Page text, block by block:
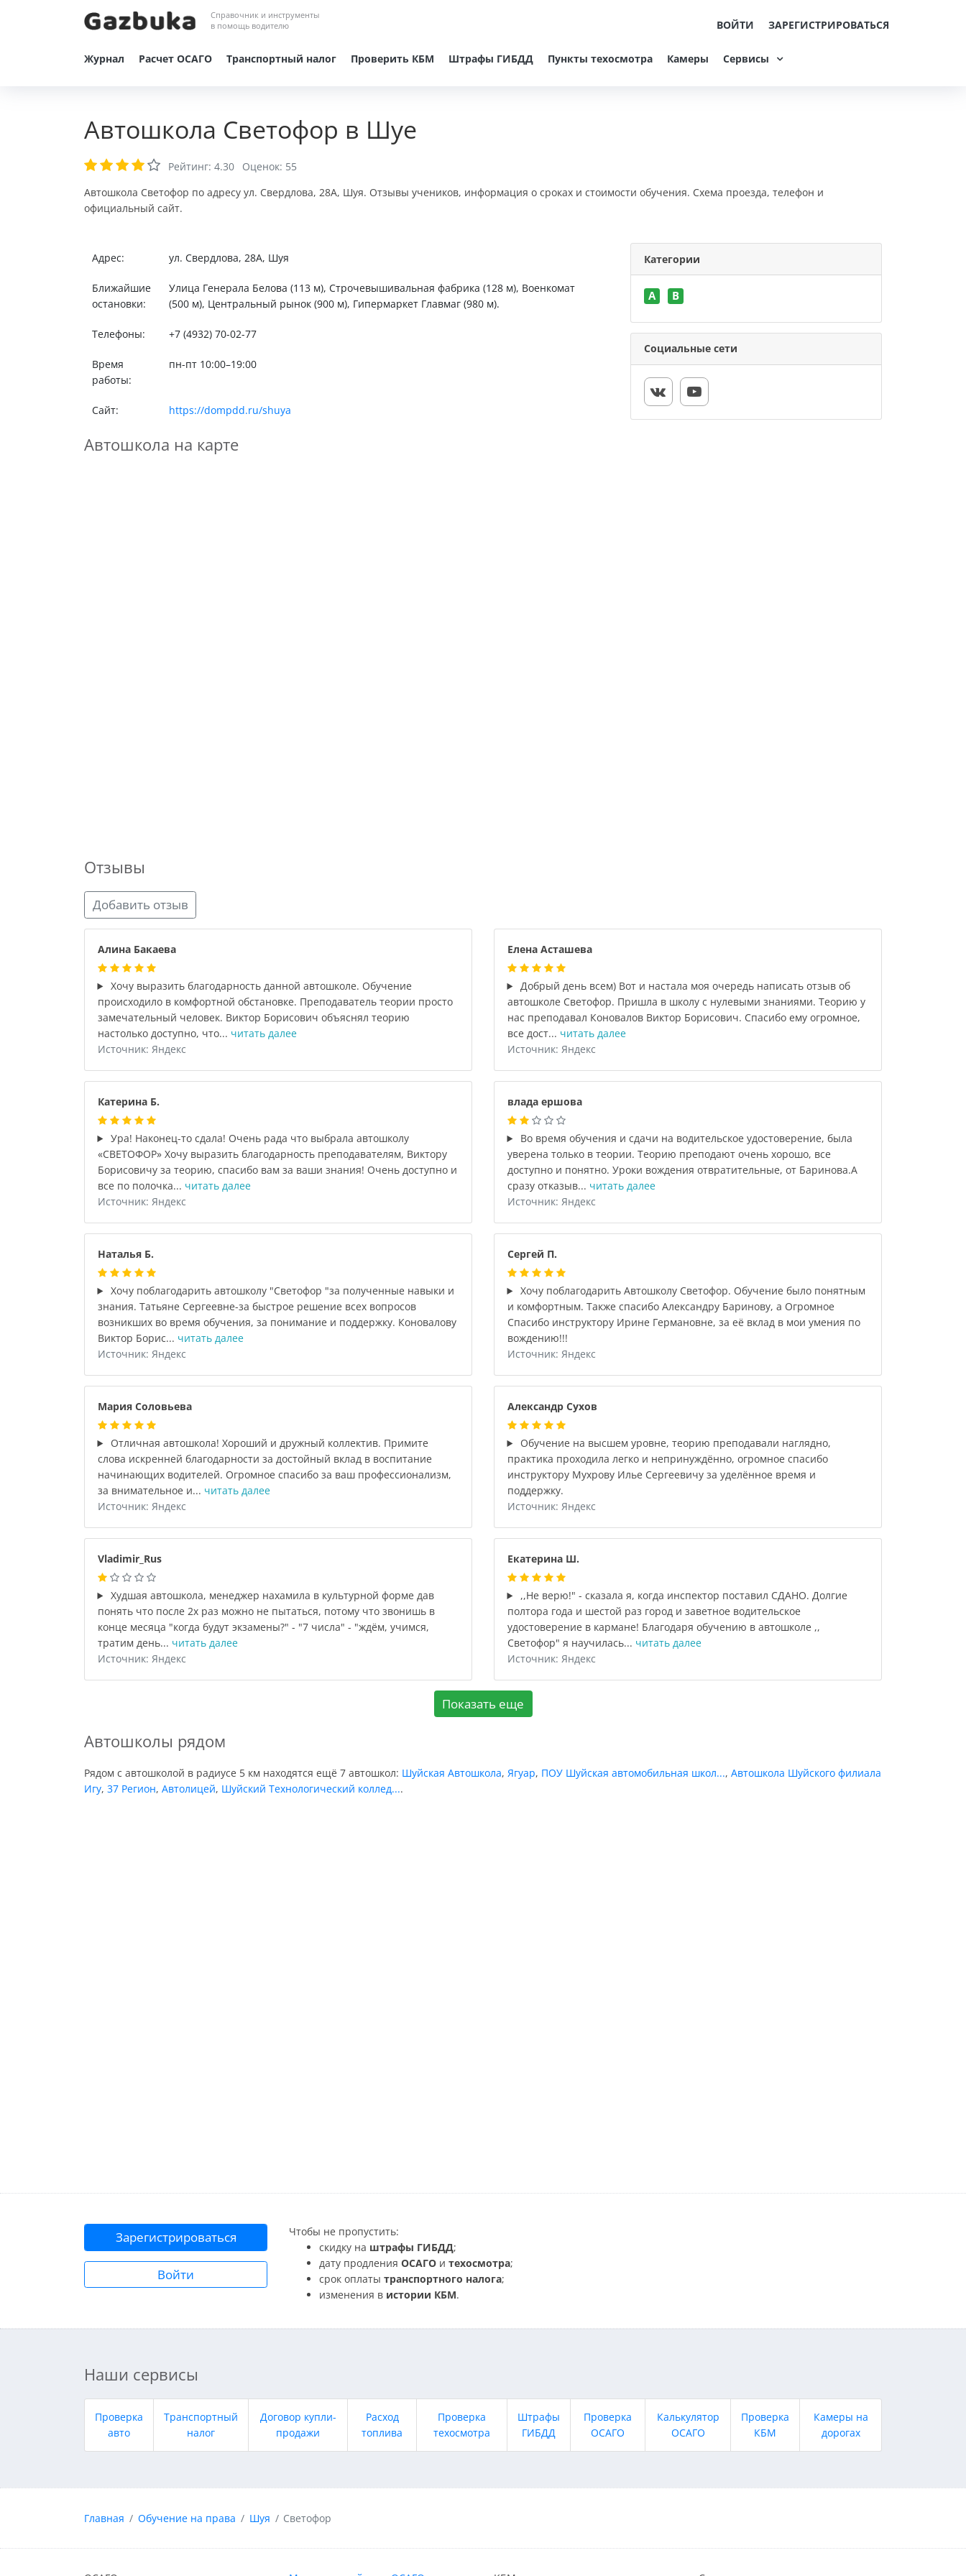
Справочник и инструменты
в помощь водителю
ВОЙТИ ЗАРЕГИСТРИРОВАТЬСЯ
Журнал Расчет ОСАГО Транспортный налог Проверить КБМ Штрафы ГИБДД Пункты техосмотра Камеры Сервисы
Автошкола Светофор в Шуе
Рейтинг: 4.30 Оценок: 55
Автошкола Светофор по адресу ул. Свердлова, 28А, Шуя. Отзывы учеников, информация о сроках и стоимости обучения. Схема проезда, телефон и
официальный сайт.
Адрес: ул. Свердлова, 28А, Шуя
Ближайшие
остановки:
Улица Генерала Белова (113 м), Строчевышивальная фабрика (128 м), Военкомат
(500 м), Центральный рынок (900 м), Гипермаркет Главмаг (980 м).
Телефоны: +7 (4932) 70-02-77
Время
работы:
пн-пт 10:00–19:00
Сайт: https://dompdd.ru/shuya
Категории
A B
Социальные сети
Автошкола на карте
Отзывы
Добавить отзыв
Алина Бакаева
Хочу выразить благодарность данной автошколе. Обучение
происходило в комфортной обстановке. Преподаватель теории просто
замечательный человек. Виктор Борисович объяснял теорию
настолько доступно, что... читать далее
Источник: Яндекс
Елена Асташева
Добрый день всем) Вот и настала моя очередь написать отзыв об
автошколе Светофор. Пришла в школу с нулевыми знаниями. Теорию у
нас преподавал Коновалов Виктор Борисович. Спасибо ему огромное,
все дост... читать далее
Источник: Яндекс
Катерина Б.
Ура! Наконец-то сдала! Очень рада что выбрала автошколу
«СВЕТОФОР» Хочу выразить благодарность преподавателям, Виктору
Борисовичу за теорию, спасибо вам за ваши знания! Очень доступно и
все по полочка... читать далее
Источник: Яндекс
влада ершова
Во время обучения и сдачи на водительское удостоверение, была
уверена только в теории. Теорию преподают очень хорошо, все
доступно и понятно. Уроки вождения отвратительные, от Баринова.А
сразу отказыв... читать далее
Источник: Яндекс
Наталья Б.
Хочу поблагодарить автошколу "Светофор "за полученные навыки и
знания. Татьяне Сергеевне-за быстрое решение всех вопросов
возникших во время обучения, за понимание и поддержку. Коновалову
Виктор Борис... читать далее
Источник: Яндекс
Сергей П.
Хочу поблагодарить Автошколу Светофор. Обучение было понятным
и комфортным. Также спасибо Александру Баринову, а Огромное
Спасибо инструктору Ирине Германовне, за её вклад в мои умения по
вождению!!!
Источник: Яндекс
Мария Соловьева
Отличная автошкола! Хороший и дружный коллектив. Примите
слова искренней благодарности за достойный вклад в воспитание
начинающих водителей. Огромное спасибо за ваш профессионализм,
за внимательное и... читать далее
Источник: Яндекс
Александр Сухов
Обучение на высшем уровне, теорию преподавали наглядно,
практика проходила легко и непринуждённо, огромное спасибо
инструктору Мухрову Илье Сергеевичу за уделённое время и
поддержку.
Источник: Яндекс
Vladimir_Rus
Худшая автошкола, менеджер нахамила в культурной форме дав
понять что после 2х раз можно не пытаться, потому что звонишь в
конце месяца "когда будут экзамены?" - "7 числа" - "ждём, учимся,
тратим день... читать далее
Источник: Яндекс
Екатерина Ш.
,,Не верю!" - сказала я, когда инспектор поставил СДАНО. Долгие
полтора года и шестой раз город и заветное водительское
удостоверение в кармане! Благодаря обучению в автошколе ,,
Светофор" я научилась... читать далее
Источник: Яндекс
Показать еще
Автошколы рядом
Рядом с автошколой в радиусе 5 км находятся ещё 7 автошкол: Шуйская Автошкола, Ягуар, ПОУ Шуйская автомобильная школ..., Автошкола Шуйского филиала
Игу, 37 Регион, Автолицей, Шуйский Технологический коллед....
Зарегистрироваться
Войти
Чтобы не пропустить:
скидку на штрафы ГИБДД;
дату продления ОСАГО и техосмотра;
срок оплаты транспортного налога;
изменения в истории КБМ.
Наши сервисы
Проверка
авто
Транспортный
налог
Договор купли-
продажи
Расход
топлива
Проверка
техосмотра
Штрафы
ГИБДД
Проверка
ОСАГО
Калькулятор
ОСАГО
Проверка
КБМ
Камеры на
дорогах
Главная Обучение на права Шуя Светофор